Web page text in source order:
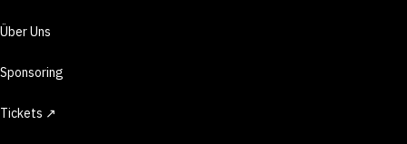
Über Uns
Sponsoring
Tickets ↗